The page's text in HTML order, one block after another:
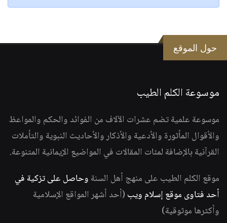
حول الموقع
موسوعة الكلم الطيب
موسوعة علمية تضم عشرات الآلاف من الفوائد والحكم والمواعظ
والأقوال المأثورة والأدعية والأذكار والأحاديث النبوية والتأملات
القرآنية بالإضافة لمئات المقالات في المواضيع الإيمانية المتنوعة.
موقع الكلم الطيب على منهج أهل السنة وحاصل على تزكية في
أحد فتاوى موقع إسلام ويب (أحد أشهر المواقع الإسلامية
وأكثرها موثوقية)